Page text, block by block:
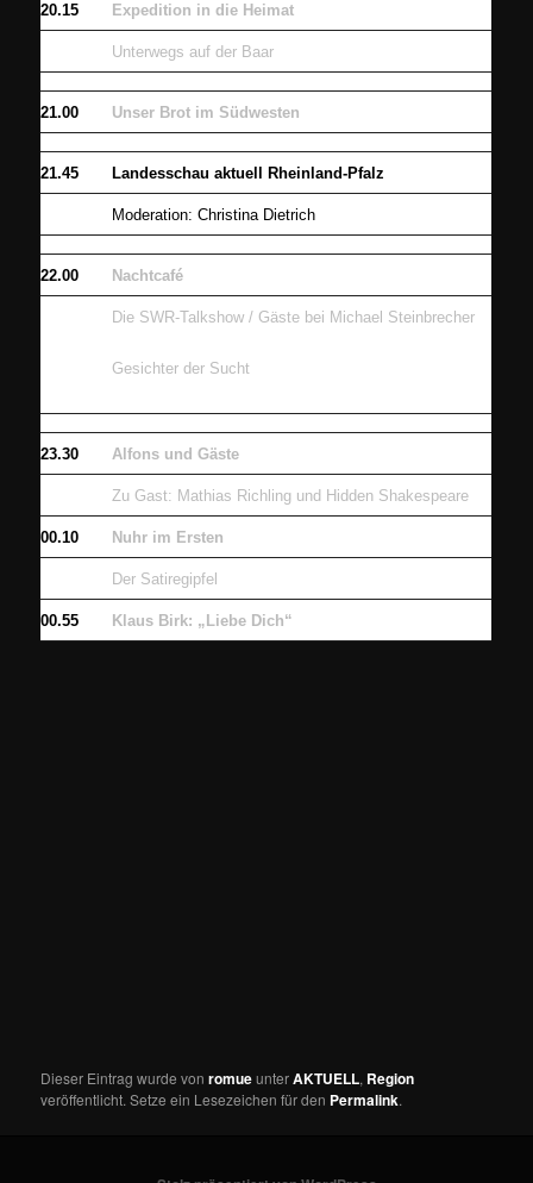
20.15 Expedition in die Heimat
Unterwegs auf der Baar
21.00 Unser Brot im Südwesten
21.45 Landesschau aktuell Rheinland-Pfalz
Moderation: Christina Dietrich
22.00 Nachtcafé
Die SWR-Talkshow / Gäste bei Michael Steinbrecher
Gesichter der Sucht
23.30 Alfons und Gäste
Zu Gast: Mathias Richling und Hidden Shakespeare
00.10 Nuhr im Ersten
Der Satiregipfel
00.55 Klaus Birk: „Liebe Dich“
Dieser Eintrag wurde vonromueunterAKTUELL, Region
veröffentlicht. Setze ein Lesezeichen für den Permalink.